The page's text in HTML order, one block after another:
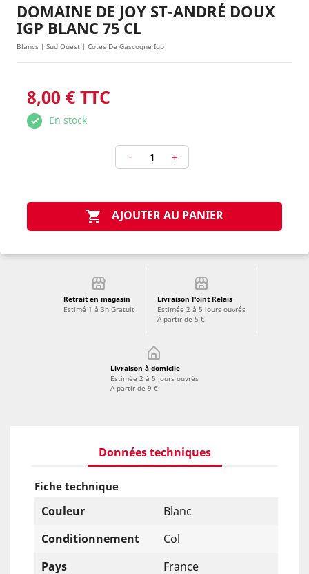
DOMAINE DE JOY ST-ANDRÉ DOUX
IGP BLANC 75 CL
Blancs | Sud Ouest | Cotes De Gascogne Igp
8,00 € TTC
En stock
- +
 AJOUTER AU PANIER
Retrait en magasin
Estimé 1 à 3h Gratuit
Livraison Point Relais
Estimée 2 à 5 jours ouvrés
À partir de 5 €
Livraison à domicile
Estimée 2 à 5 jours ouvrés
À partir de 9 €
Données techniques
Fiche technique
Couleur
Blanc
Conditionnement
Col
Pays
France